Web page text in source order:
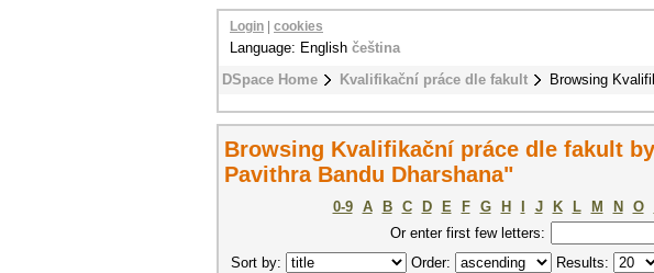
DSpace Home Kvalifikační práce dle fakult Browsing
Login cookies
Language: English čeština
Browsing Kvalifikační práce dle fakult
Pavithra Bandu Dharshana"
0-9 A B C D E F G H J K L M N O
Or enter first few letters:
Sort by:
Order: Results: